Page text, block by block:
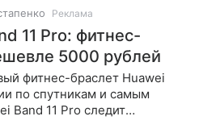
Реклама
11 Pro: фитнес-
5000 рублей
фитнес-браслет Huawei
по спутникам и самым
Band 11 Pro следит